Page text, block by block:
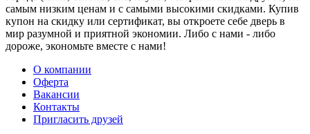
самым низким ценам и с самыми высокими скидками. Купив
купон на скидку или сертификат, вы откроете себе дверь в
мир разумной и приятной экономии. Либо с нами - либо
дороже, экономьте вместе с нами!
О компании
Оферта
Вакансии
Контакты
Пригласить друзей